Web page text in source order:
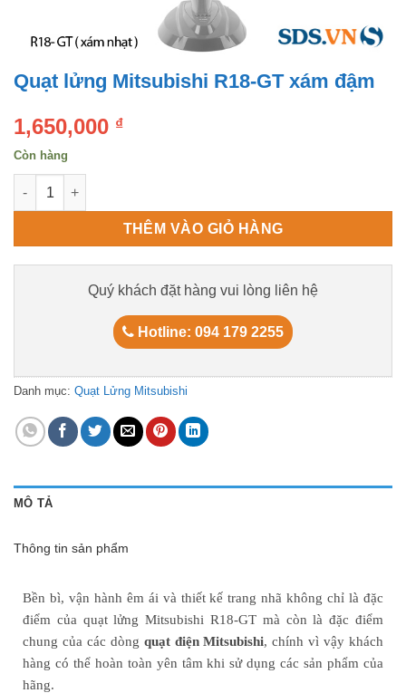
Quạt lửng Mitsubishi R18-GT xám đậm
1,650,000 ₫
Còn hàng
Quạt lửng Mitsubishi R18-GT xám đậm số lượng
THÊM VÀO GIỎ HÀNG
Quý khách đặt hàng vui lòng liên hệ
Hotline: 094 179 2255
Danh mục: Quạt Lửng Mitsubishi
MÔ TẢ
Thông tin sản phẩm
Bền bì, vận hành êm ái và thiết kế trang nhã không chỉ là đặc
điểm của quạt lửng Mitsubishi R18-GT mà còn là đặc điểm
chung của các dòng quạt điện Mitsubishi, chính vì vậy khách
hàng có thể hoàn toàn yên tâm khi sử dụng các sản phẩm của
hãng.